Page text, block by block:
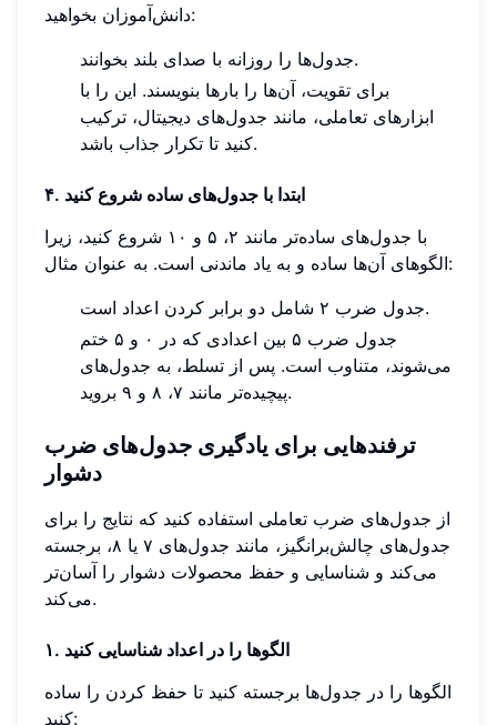
دانش‌آموزان بخواهید:
جدول‌ها را روزانه با صدای بلند بخوانند.
برای تقویت، آن‌ها را بارها بنویسند. این را با
ابزارهای تعاملی، مانند جدول‌های دیجیتال، ترکیب
کنید تا تکرار جذاب باشد.
۴. ابتدا با جدول‌های ساده شروع کنید
با جدول‌های ساده‌تر مانند ۲، ۵ و ۱۰ شروع کنید، زیرا
الگوهای آن‌ها ساده و به یاد ماندنی است. به عنوان مثال:
جدول ضرب ۲ شامل دو برابر کردن اعداد است.
جدول ضرب ۵ بین اعدادی که در ۰ و ۵ ختم
می‌شوند، متناوب است. پس از تسلط، به جدول‌های
پیچیده‌تر مانند ۷، ۸ و ۹ بروید.
ترفندهایی برای یادگیری جدول‌های ضرب
دشوار
از جدول‌های ضرب تعاملی استفاده کنید که نتایج را برای
جدول‌های چالش‌برانگیز، مانند جدول‌های ۷ یا ۸، برجسته
می‌کند و شناسایی و حفظ محصولات دشوار را آسان‌تر
می‌کند.
۱. الگوها را در اعداد شناسایی کنید
الگوها را در جدول‌ها برجسته کنید تا حفظ کردن را ساده
کنید: